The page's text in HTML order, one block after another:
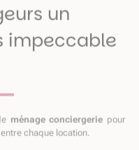
un
impeccable
ménage conciergerie pour
chaque location.